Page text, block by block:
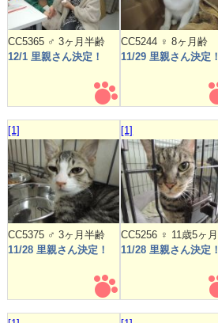
CC5365 ♂ 3ヶ月半齢
12/1 里親さん決定！
CC5244 ♀ 8ヶ月齢
11/29 里親さん決定！
[1]
CC5375 ♂ 3ヶ月半齢
11/28 里親さん決定！
[1]
CC5256 ♀ 11歳5ヶ月
11/28 里親さん決定！